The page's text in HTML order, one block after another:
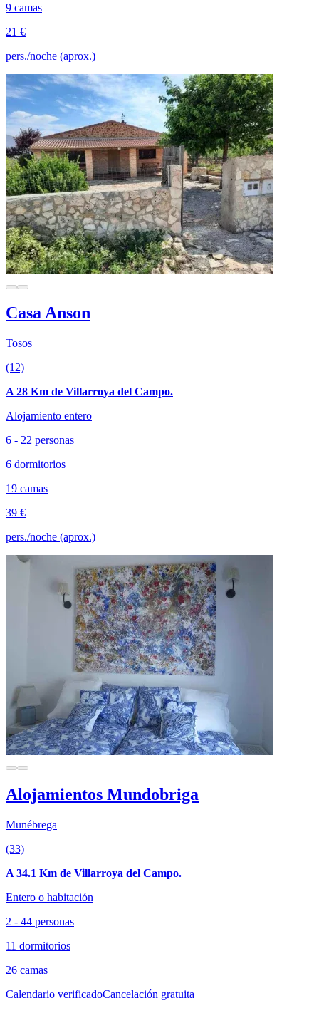
9 camas
21 €
pers./noche (aprox.)
Casa Anson
Tosos
(12)
A 28 Km de Villarroya del Campo.
Alojamiento entero
6 - 22 personas
6 dormitorios
19 camas
39 €
pers./noche (aprox.)
Alojamientos Mundobriga
Munébrega
(33)
A 34.1 Km de Villarroya del Campo.
Entero o habitación
2 - 44 personas
11 dormitorios
26 camas
Calendario verificadoCancelación gratuita